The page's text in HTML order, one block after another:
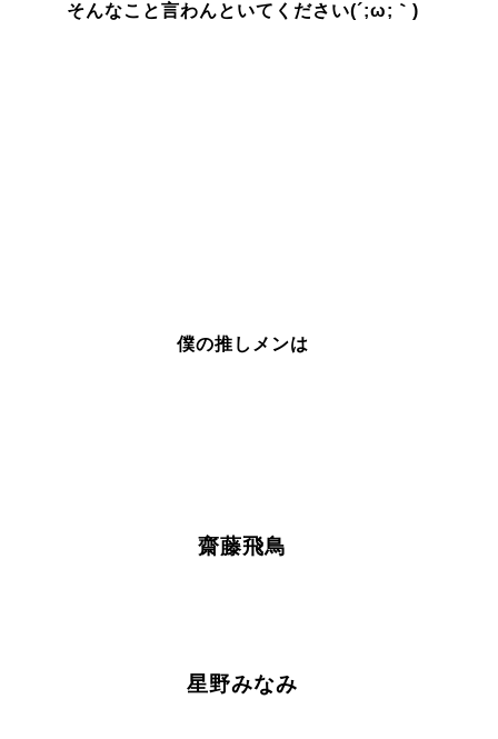
そんなこと言わんといてください(´;ω;｀)
僕の推しメンは
齋藤飛鳥
星野みなみ